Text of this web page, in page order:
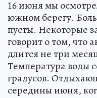
16 июня мы
южном берегу.
пусты. Некоторые
говорит о том, что
длится не три
Температура воды
градусов.
середины июня,